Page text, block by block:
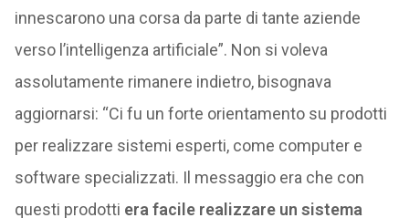
innescarono una corsa da parte di tante aziende
verso l’intelligenza artificiale”. Non si voleva
assolutamente rimanere indietro, bisognava
aggiornarsi: “Ci fu un forte orientamento su prodotti
per realizzare sistemi esperti, come computer e
software specializzati. Il messaggio era che con
questi prodotti era facile realizzare un sistema